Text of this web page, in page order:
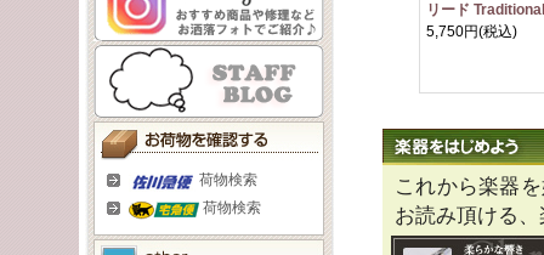
荷物検索
荷物検索
リード Traditional
5,750円(税込)
これから楽器
お読み頂ける